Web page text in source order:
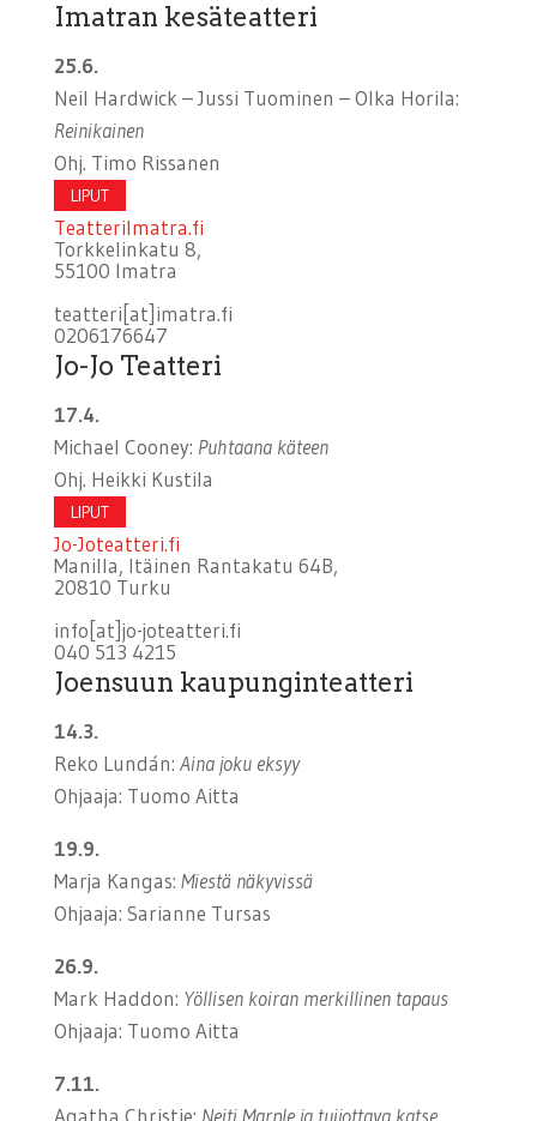
Imatran kesäteatteri
25.6.
Neil Hardwick – Jussi Tuominen – Olka Horila:
Reinikainen
Ohj. Timo Rissanen
LIPUT
TeatteriImatra.fi
Torkkelinkatu 8,
55100 Imatra
teatteri[at]imatra.fi
0206176647
Jo-Jo Teatteri
17.4.
Michael Cooney: Puhtaana käteen
Ohj. Heikki Kustila
LIPUT
Jo-Joteatteri.fi
Manilla, Itäinen Rantakatu 64B,
20810 Turku
info[at]jo-joteatteri.fi
040 513 4215
Joensuun kaupunginteatteri
14.3.
Reko Lundán: Aina joku eksyy
Ohjaaja: Tuomo Aitta
19.9.
Marja Kangas: Miestä näkyvissä
Ohjaaja: Sarianne Tursas
26.9.
Mark Haddon: Yöllisen koiran merkillinen tapaus
Ohjaaja: Tuomo Aitta
7.11.
Agatha Christie: Neiti Marple ja tuijottava katse